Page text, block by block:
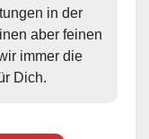
in der
aber feinen
immer die
Dich.